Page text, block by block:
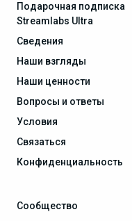
Подарочная подписка
Streamlabs Ultra
Сведения
Наши взгляды
Наши ценности
Вопросы и ответы
Условия
Связаться
Конфиденциальность
Сообщество